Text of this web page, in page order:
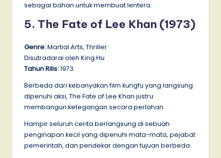
sebagai bahan untuk membuat lentera.
5. The Fate of Lee Khan (1973)
Genre:Martial Arts, Thriller
Disutradarai oleh King Hu
Tahun Rilis:1973
Berbeda dari kebanyakan film kungfu yang langsung
dipenuhi aksi, The Fate of Lee Khan justru
membangun ketegangan secara perlahan.
Hampir seluruh cerita berlangsung di sebuah
penginapan kecil yang dipenuhi mata-mata, pejabat
pemerintah, dan pendekar dengan tujuan berbeda.